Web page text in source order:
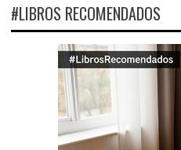
#LIBROS RECOMENDADOS